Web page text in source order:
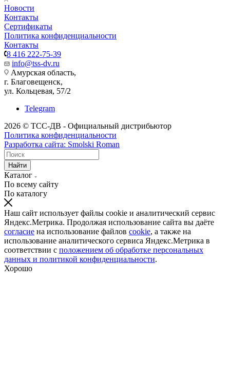
Новости
Контакты
Сертификаты
Политика конфиденциальности
Контакты
8 416 222-75-39
info@tss-dv.ru
Амурская область,
г. Благовещенск,
ул. Кольцевая, 57/2
Telegram
2026 © ТСС-ДВ - Официальный дистрибьютор
Политика конфиденциальности
Разработка сайта: Smolski Roman
Найти
Каталог
По всему сайту
По каталогу
Наш сайт использует файлы cookie и аналитический сервис
Яндекс.Метрика. Продолжая использование сайта вы даёте
согласие на использование файлов cookie, а также на
использование аналитического сервиса Яндекс.Метрика в
соответствии с положением об обработке персональных
данных и политикой конфиденциальности.
Хорошо